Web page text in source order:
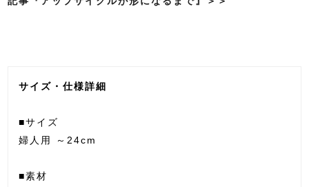
サイズ・仕様詳細
■サイズ
婦人用 ～24cm
■素材